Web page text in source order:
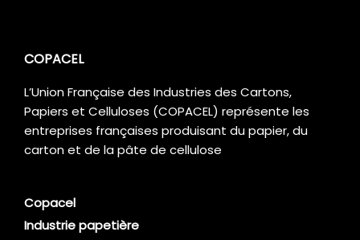
COPACEL
L’Union Française des Industries des Cartons,
Papiers et Celluloses (COPACEL) représente les
entreprises françaises produisant du papier, du
carton et de la pâte de cellulose
Copacel
Industrie papetière